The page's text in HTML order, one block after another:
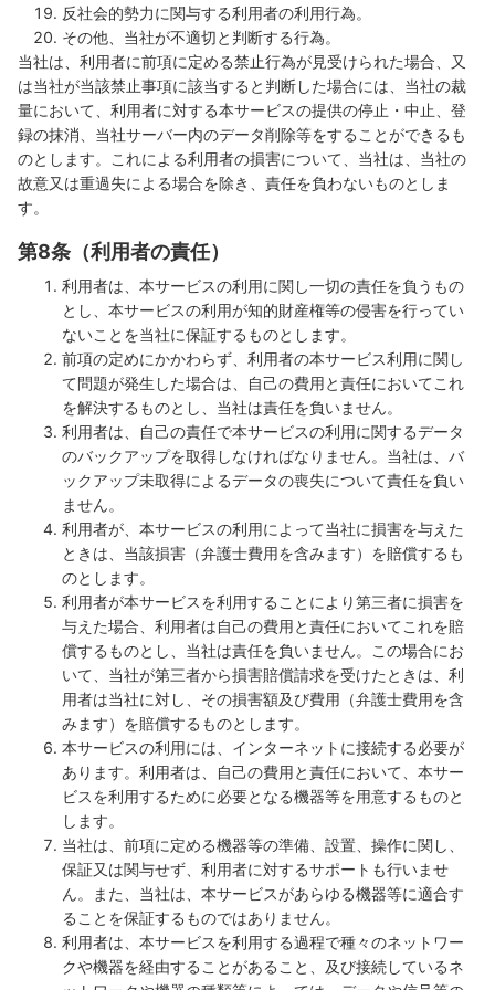
反社会的勢力に関与する利用者の利用行為。
その他、当社が不適切と判断する行為。
当社は、利用者に前項に定める禁止行為が見受けられた場合、又
は当社が当該禁止事項に該当すると判断した場合には、当社の裁
量において、利用者に対する本サービスの提供の停止・中止、登
録の抹消、当社サーバー内のデータ削除等をすることができるも
のとします。これによる利用者の損害について、当社は、当社の
故意又は重過失による場合を除き、責任を負わないものとしま
す。
第8条（利用者の責任）
利用者は、本サービスの利用に関し一切の責任を負うもの
とし、本サービスの利用が知的財産権等の侵害を行ってい
ないことを当社に保証するものとします。
前項の定めにかかわらず、利用者の本サービス利用に関し
て問題が発生した場合は、自己の費用と責任においてこれ
を解決するものとし、当社は責任を負いません。
利用者は、自己の責任で本サービスの利用に関するデータ
のバックアップを取得しなければなりません。当社は、バ
ックアップ未取得によるデータの喪失について責任を負い
ません。
利用者が、本サービスの利用によって当社に損害を与えた
ときは、当該損害（弁護士費用を含みます）を賠償するも
のとします。
利用者が本サービスを利用することにより第三者に損害を
与えた場合、利用者は自己の費用と責任においてこれを賠
償するものとし、当社は責任を負いません。この場合にお
いて、当社が第三者から損害賠償請求を受けたときは、利
用者は当社に対し、その損害額及び費用（弁護士費用を含
みます）を賠償するものとします。
本サービスの利用には、インターネットに接続する必要が
あります。利用者は、自己の費用と責任において、本サー
ビスを利用するために必要となる機器等を用意するものと
します。
当社は、前項に定める機器等の準備、設置、操作に関し、
保証又は関与せず、利用者に対するサポートも行いませ
ん。また、当社は、本サービスがあらゆる機器等に適合す
ることを保証するものではありません。
利用者は、本サービスを利用する過程で種々のネットワー
クや機器を経由することがあること、及び接続しているネ